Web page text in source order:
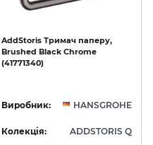
AddStoris Тримач паперу,
Brushed Black Chrome
(41771340)
Виробник: HANSGROHE
Колекція: ADDSTORIS Q